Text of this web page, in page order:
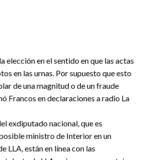
elección en el sentido en que las actas
en las urnas. Por supuesto que esto
de una magnitud o de un fraude
Francos en declaraciones a radio La
exdiputado nacional, que es
ministro de Interior en un
LLA, están en línea con las